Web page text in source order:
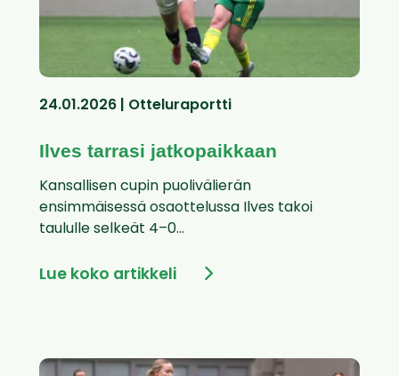
24.01.2026 | Otteluraportti
Ilves tarrasi jatkopaikkaan
Kansallisen cupin puolivälierän
ensimmäisessä osaottelussa Ilves takoi
taululle selkeät 4–0...
Lue koko artikkeli